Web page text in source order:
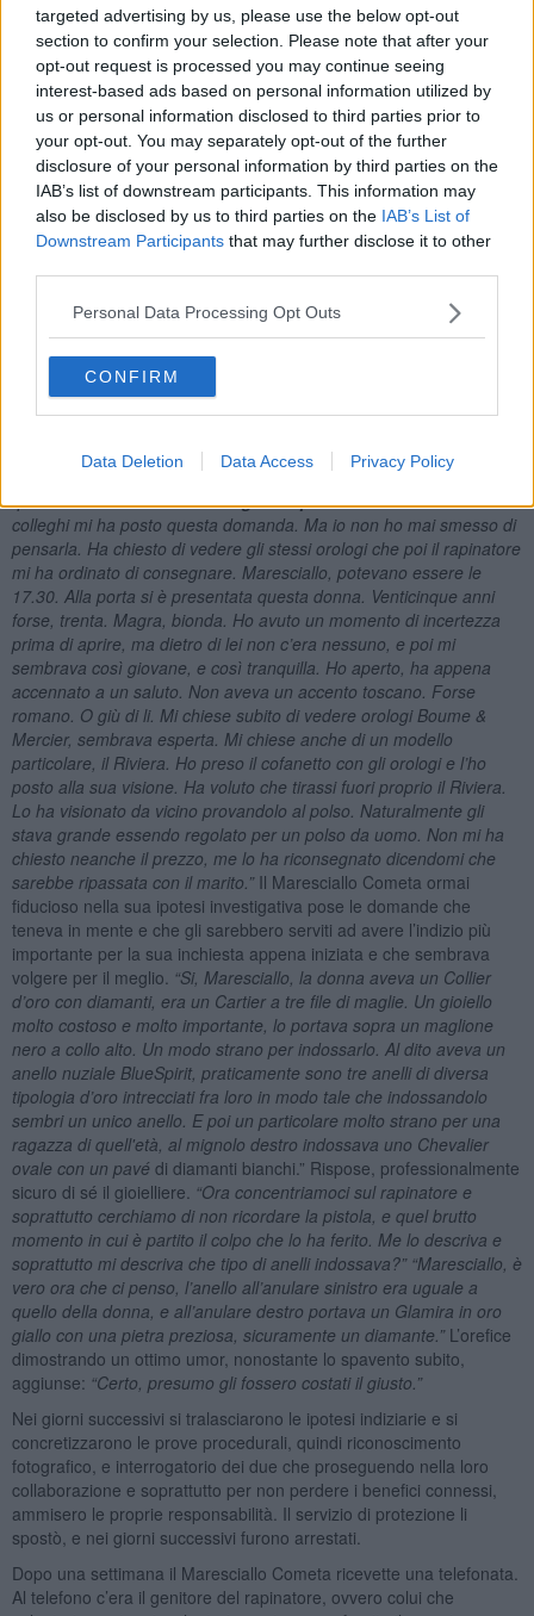
targeted advertising by us, please use the below opt-out
section to confirm your selection. Please note that after your
opt-out request is processed you may continue seeing
interest-based ads based on personal information utilized by
us or personal information disclosed to third parties prior to
your opt-out. You may separately opt-out of the further
disclosure of your personal information by third parties on the
IAB’s list of downstream participants. This information may
also be disclosed by us to third parties on the IAB’s List of
Downstream Participants that may further disclose it to other
Personal Data Processing Opt Outs
CONFIRM
Data Deletion Data Access Privacy Policy
competenza della Polizia di Stato ma nulla vietava ai Carabinieri di
autonomi accertamenti. Il caso era grave e aveva suscitato allarme
sociale. Non si era mai verificato in città una rapina sfociata nel
ferimento del rapinato. Fu così che il Maresciallo decise di recarsi
in ospedale senza neanche avvisare i cugini. Non appena entrato
nella corsia di degenza il gioielliere, quasi sorpreso dalla visita, fra il
serio e il faceto lo rimproverò:“Maresciallo, sono venuti a trovarmi
tutti. Polizia, Squadra Mobile, e anche la Polizia Municipale. Mi
chiedevo perché i Carabinieri non vengono? Forse hanno già
arrestato il rapinatore che mi ha sparato?”
simulando sagacia investigativa. E aggiunse:
“Mi dica, la sera prima
della rapina si è presentata in negozio una donna a lei
sconosciuta? Lei è un orefice, è abituato a osservare le persone, a
catalogarle, e a quantificare gli oggetti d’oro che indossano.”
L’orefice, sospirando profondamente, diede la risposta che Cometa
l’operazione. Dopo avere smaltito l’anestesia e dopo che il medico
mi ha comunicato di essere fuori pericolo, il mio pensiero è fisso a
quella donna.Alla donna del giorno prima.Nessuno dei suoi
colleghi mi ha posto questa domanda. Ma io non ho mai smesso di
pensarla. Ha chiesto di vedere gli stessi orologi che poi il rapinatore
mi ha ordinato di consegnare. Maresciallo, potevano essere le
17.30. Alla porta si è presentata questa donna. Venticinque anni
forse, trenta. Magra, bionda. Ho avuto un momento di incertezza
prima di aprire, ma dietro di lei non c’era nessuno, e poi mi
sembrava così giovane, e così tranquilla. Ho aperto, ha appena
accennato a un saluto. Non aveva un accento toscano. Forse
romano. O giù di li. Mi chiese subito di vedere orologi Boume &
Mercier, sembrava esperta. Mi chiese anche di un modello
particolare, il Riviera. Ho preso il cofanetto con gli orologi e l’ho
posto alla sua visione. Ha voluto che tirassi fuori proprio il Riviera.
Lo ha visionato da vicino provandolo al polso. Naturalmente gli
stava grande essendo regolato per un polso da uomo. Non mi ha
chiesto neanche il prezzo, me lo ha riconsegnato dicendomi che
sarebbe ripassata con il marito.”Il Maresciallo Cometa ormai
fiducioso nella sua ipotesi investigativa pose le domande che
teneva in mente e che gli sarebbero serviti ad avere l’indizio più
importante per la sua inchiesta appena iniziata e che sembrava
volgere per il meglio. “Si, Maresciallo, la donna aveva un Collier
d’oro con diamanti, era un Cartier a tre file di maglie. Un gioiello
molto costoso e molto importante, lo portava sopra un maglione
nero a collo alto. Un modo strano per indossarlo. Al dito aveva un
anello nuziale BlueSpirit, praticamente sono tre anelli di diversa
tipologia d’oro intrecciati fra loro in modo tale che indossandolo
sembri un unico anello. E poi un particolare molto strano per una
ragazza di quell'età, al mignolo destro indossava uno Chevalier
ovale con un pavé di diamanti bianchi.” Rispose, professionalmente
sicuro di sé il gioielliere. “Ora concentriamoci sul rapinatore e
soprattutto cerchiamo di non ricordare la pistola, e quel brutto
momento in cui è partito il colpo che lo ha ferito. Me lo descriva e
soprattutto mi descriva che tipo di anelli indossava?” “Maresciallo, è
vero ora che ci penso, l’anello all’anulare sinistro era uguale a
quello della donna, e all’anulare destro portava un Glamira in oro
giallo con una pietra preziosa, sicuramente un diamante.”L’orefice
dimostrando un ottimo umor, nonostante lo spavento subito,
aggiunse: “Certo, presumo gli fossero costati il giusto.”
Nei giorni successivi si tralasciarono le ipotesi indiziarie e si
concretizzarono le prove procedurali, quindi riconoscimento
fotografico, e interrogatorio dei due che proseguendo nella loro
collaborazione e soprattutto per non perdere i benefici connessi,
ammisero le proprie responsabilità. Il servizio di protezione li
spostò, e nei giorni successivi furono arrestati.
Dopo una settimana il Maresciallo Cometa ricevette una telefonata.
Al telefono c’era il genitore del rapinatore, ovvero colui che